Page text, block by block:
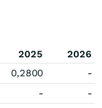
2025
2026
0,2800
-
-
-